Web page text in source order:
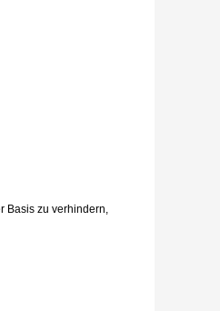
Basis zu verhindern,